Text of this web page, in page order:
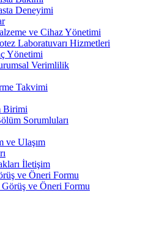
Deneyimi
ve Cihaz Yönetimi
Laboratuvarı Hizmetleri
Yönetimi
Verimlilik
Takvimi
Birimi
Sorumluları
ve Ulaşım
İletişim
ve Öneri Formu
Görüş ve Öneri Formu